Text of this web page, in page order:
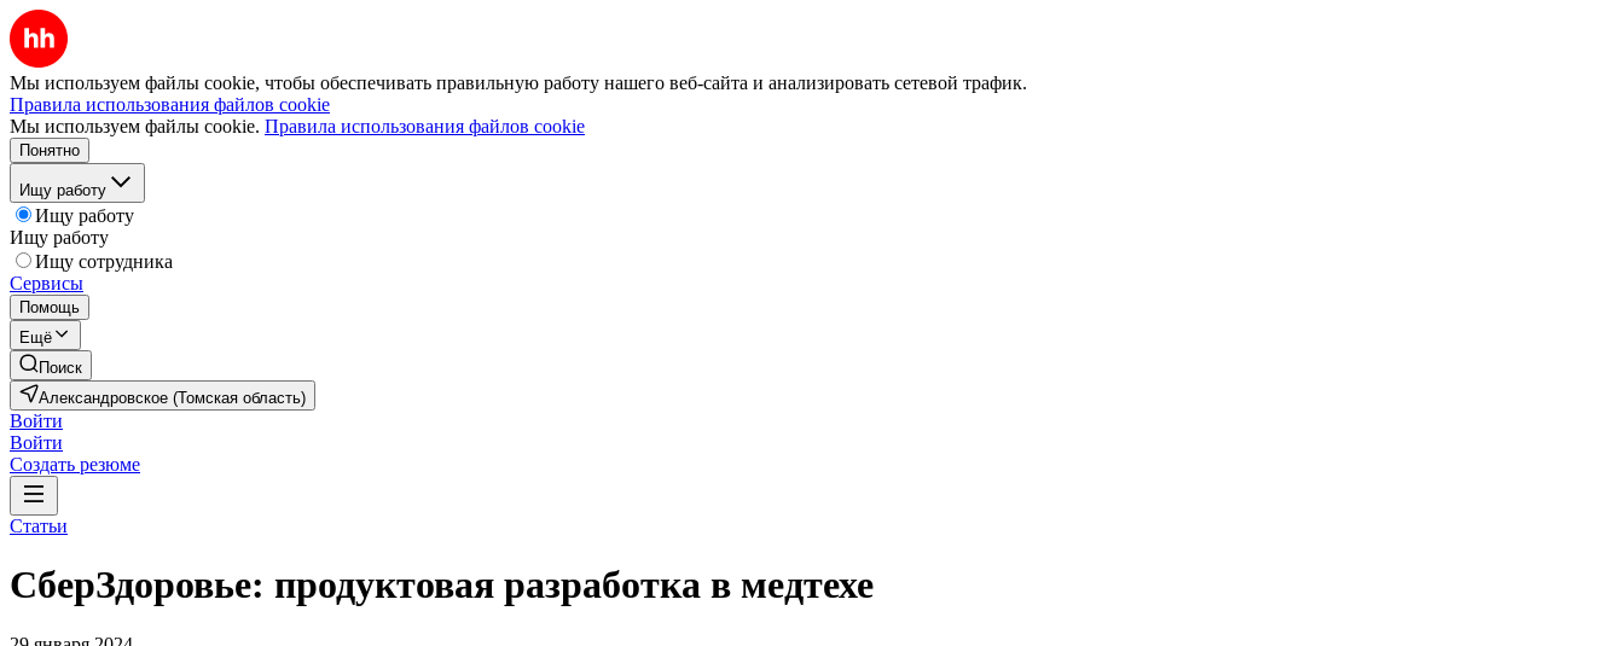
Мы используем файлы cookie, чтобы обеспечивать правильную работу нашего веб-сайта и анализировать сетевой трафик.
Правила использования файлов cookie
Мы используем файлы cookie. Правила использования файлов cookie
Понятно
Ищу работу
Ищу работу
Ищу работу
Ищу сотрудника
Сервисы
Помощь
Ещё
Поиск
Александровское (Томская область)
Войти
Войти
Создать резюме
Статьи
СберЗдоровье: продуктовая разработка в медтехе